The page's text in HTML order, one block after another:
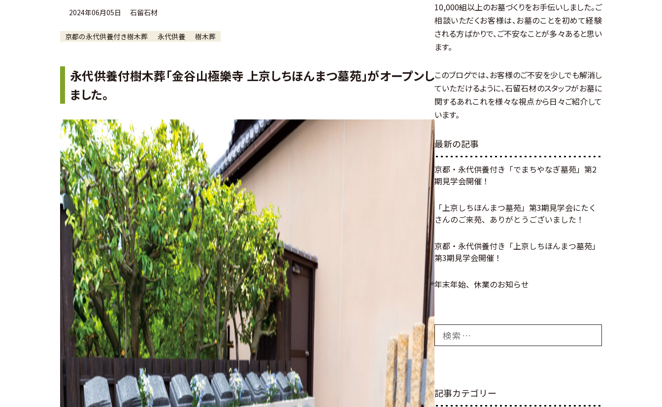
2024年06月05日 石留石材
京都の永代供養付き樹木葬 永代供養 樹木葬
永代供養付樹木葬「金谷山極樂寺 上京しちほんまつ墓苑」がオープンし
ました。
10,000組以上のお墓づくりをお手伝いしました。ご
相談いただくお客様は、お墓のことを初めて経験
される方ばかりで、ご不安なことが多々あると思い
ます。
このブログでは、お客様のご不安を少しでも解消し
ていただけるように、石留石材のスタッフがお墓に
関するあれこれを様々な視点から日々ご紹介して
います。
最新の記事
京都・永代供養付き「でまちやなぎ墓苑」第2
期見学会開催！
「上京しちほんまつ墓苑」第3期見学会にたく
さんのご来苑、ありがとうございました！
京都・永代供養付き「上京しちほんまつ墓苑」
第3期見学会開催！
年末年始、休業のお知らせ
記事カテゴリー